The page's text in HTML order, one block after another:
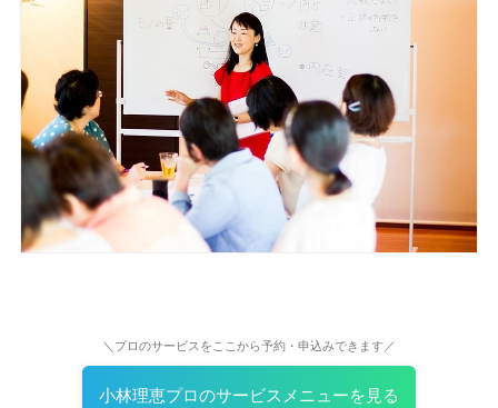
＼プロのサービスをここから予約・申込みできます／
小林理恵プロのサービスメニューを見る